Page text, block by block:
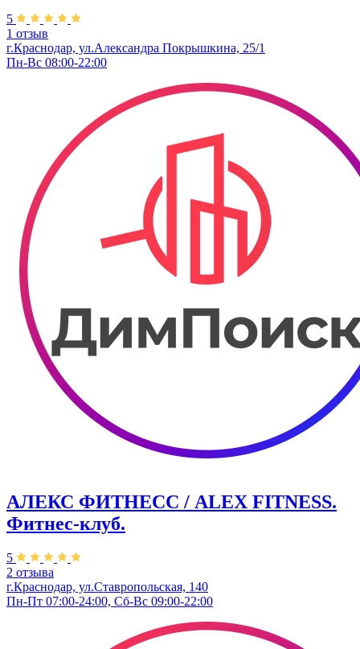
5
1 отзыв
г.Краснодар, ул.Александра Покрышкина, 25/1
Пн-Вс 08:00-22:00
АЛЕКС ФИТНЕСС / ALEX FITNESS.
Фитнес-клуб.
5
2 отзыва
г.Краснодар, ул.Ставропольская, 140
Пн-Пт 07:00-24:00, Сб-Вс 09:00-22:00